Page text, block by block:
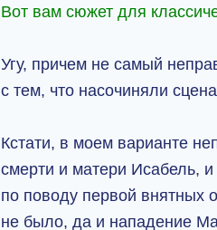
Вот вам сюжет для
Угу, причем не самый
с тем, что насочиняли
Кстати, в моем варианте
смерти и матери Исабель,
по поводу первой внятных
не было, да и нападение